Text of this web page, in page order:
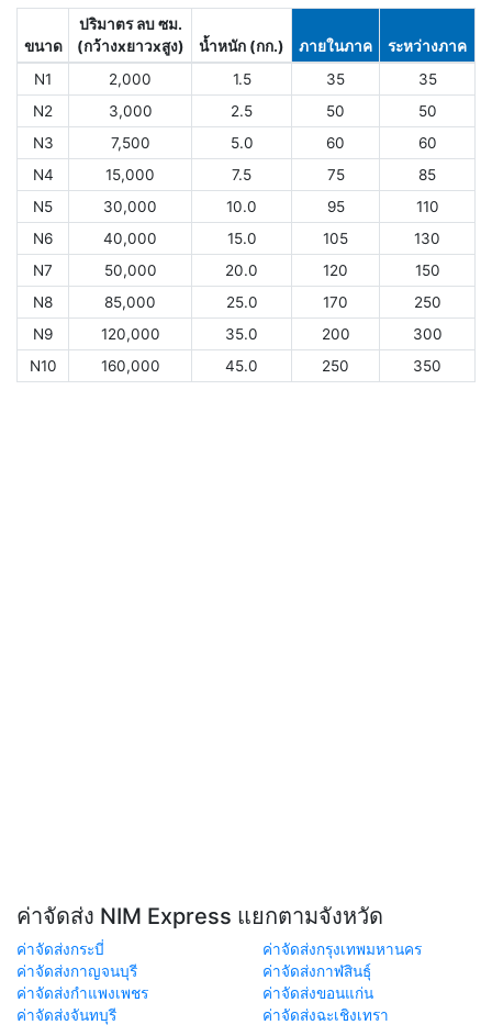
ขนาด
ปริมาตร ลบ ซม.
(กว้างxยาวxสูง)
น้ำหนัก (กก.) ภายในภาค
ระหว่างภาค
N1
2,000 1.5 35
35
N2
3,000 2.5 50
50
N3
7,500 5.0 60
60
N4
15,000 7.5 75
85
N5
30,000 10.0 95
110
N6
40,000 15.0 105
130
N7
50,000 20.0 120
150
N8
85,000 25.0 170
250
N9
120,000 35.0 200
300
N10
160,000 45.0 250 350
ค่าจัดส่ง NIM Express แยกตามจังหวัด
ค่าจัดส่งกระบี่
ค่าจัดส่งกรุงเทพมหานคร
ค่าจัดส่งกาญจนบุรี
ค่าจัดส่งกาฬสินธุ์
ค่าจัดส่งกำแพงเพชร
ค่าจัดส่งขอนแก่น
ค่าจัดส่งจันทบุรี
ค่าจัดส่งฉะเชิงเทรา